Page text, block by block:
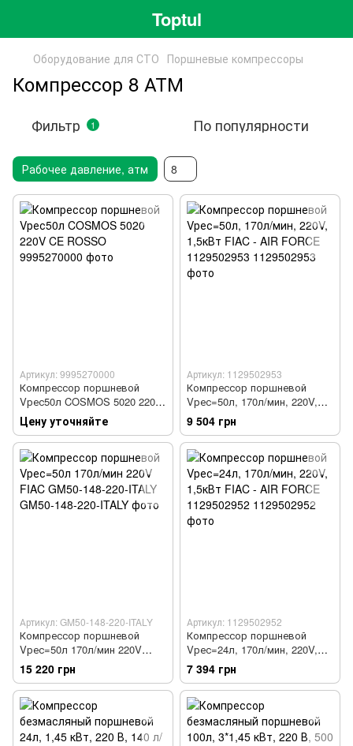
Toptul
Оборудование для СТО Поршневые компрессоры
Компрессор 8 АТМ
Фильтр 1 По популярности
Рабочее давление, атм 8
Артикул: 9995270000
Компрессор поршневой
Vрес50л COSMOS 5020 220V
CE ROSSO
Цену уточняйте
Артикул: 1129502953
Компрессор поршневой
Vрес=50л, 170л/мин, 220V,
1,5кВт FIAC - AIR FORCE
1129502953
9 504 грн
Артикул: GM50-148-220-ITALY
Компрессор поршневой
Vрес=50л 170л/мин 220V
FIAC GM50-148-220-ITALY
15 220 грн
Артикул: 1129502952
Компрессор поршневой
Vрес=24л, 170л/мин, 220V,
1,5кВт FIAC - AIR FORCE
1129502952
7 394 грн